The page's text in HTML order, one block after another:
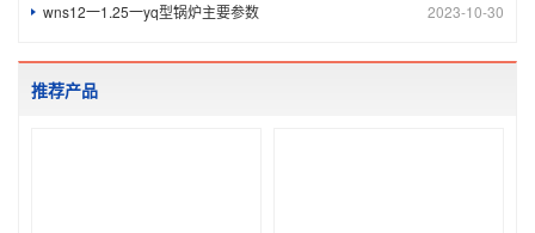
2023-10-30
wns12一1.25一yq型锅炉主要参数
推荐产品